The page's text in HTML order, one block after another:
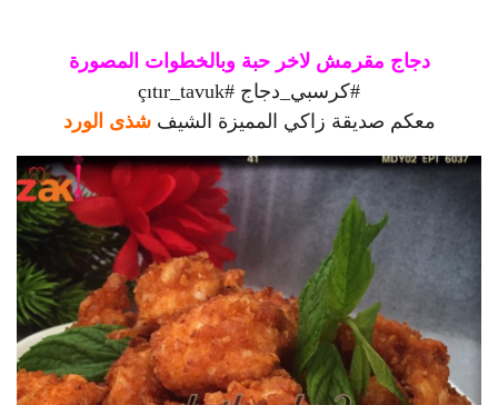
دجاج مقرمش لاخر حبة وبالخطوات المصورة
#كرسبي_دجاج #
çıtır_tavuk
معكم صديقة زاكي المميزة الشيفشذى الورد